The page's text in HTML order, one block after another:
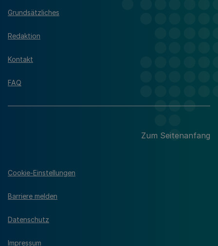
Grundsätzliches
Redaktion
Kontakt
FAQ
Zum Seitenanfang
Cookie-Einstellungen
Barriere melden
Datenschutz
Impressum